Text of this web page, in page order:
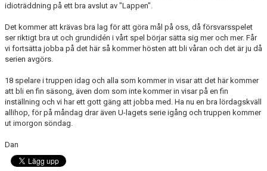
idioträddning på ett bra avslut av "Lappen".
Det kommer att krävas bra lag för att göra mål på oss, då försvarsspelet
ser riktigt bra ut och grundidén i vårt spel börjar sätta sig mer och mer. Får
vi fortsätta jobba på det här så kommer hösten att bli våran och det är ju då
serien avgörs.
18 spelare i truppen idag och alla som kommer in visar att det här kommer
att bli en fin säsong, även dom som inte kommer in visar på en fin
inställning och vi har ett gott gäng att jobba med. Ha nu en bra lördagskväll
allihop, för på måndag drar även U-lagets serie igång och truppen kommer
ut imorgon söndag.
Dan